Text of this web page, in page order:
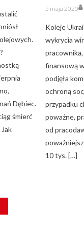
Dębiec.
śmierć
Posted
on
5 maja 2020
Koleje
wykrycia
finansową
podjęła
ochroną
przypadku
poważne,
od
10 tys. […]